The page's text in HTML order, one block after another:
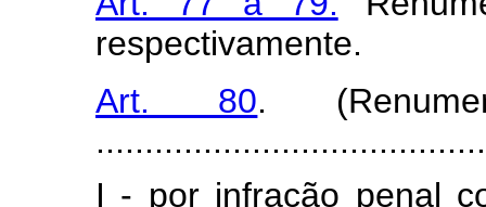
respectivamente.
Art. 80.
I - por infração penal